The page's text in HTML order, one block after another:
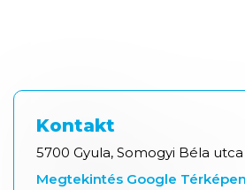
Kontakt
5700 Gyula, Somogyi Béla utca
Megtekintés Google Térképen